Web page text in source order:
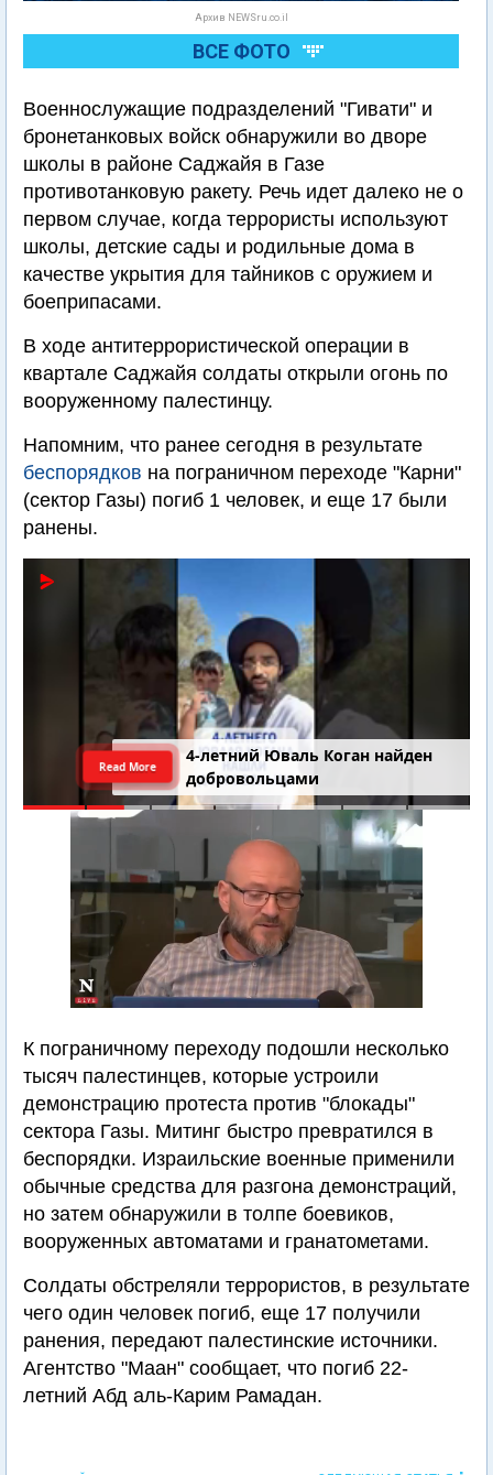
Архив NEWSru.co.il
ВСЕ ФОТО
Военнослужащие подразделений "Гивати" и
бронетанковых войск обнаружили во дворе
школы в районе Саджайя в Газе
противотанковую ракету. Речь идет далеко не о
первом случае, когда террористы используют
школы, детские сады и родильные дома в
качестве укрытия для тайников с оружием и
боеприпасами.
В ходе антитеррористической операции в
квартале Саджайя солдаты открыли огонь по
вооруженному палестинцу.
Напомним, что ранее сегодня в результате
беспорядков на пограничном переходе "Карни"
(сектор Газы) погиб 1 человек, и еще 17 были
ранены.
4-летний Юваль Коган найден
добровольцами
Read More
К пограничному переходу подошли несколько
тысяч палестинцев, которые устроили
демонстрацию протеста против "блокады"
сектора Газы. Митинг быстро превратился в
беспорядки. Израильские военные применили
обычные средства для разгона демонстраций,
но затем обнаружили в толпе боевиков,
вооруженных автоматами и гранатометами.
Солдаты обстреляли террористов, в результате
чего один человек погиб, еще 17 получили
ранения, передают палестинские источники.
Агентство "Маан" сообщает, что погиб 22-
летний Абд аль-Карим Рамадан.